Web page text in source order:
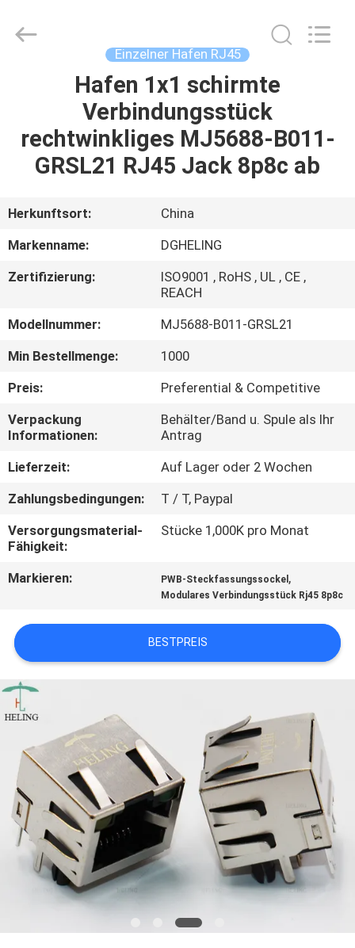
PRODUKTE
UNS
AUSFLUG
TRETEN
SIE
MIT
UNS
IN
VERBINDUNG
FORDERN
EIN
ZITAT
SITEMAP
PRIVACY
POLICY
Rights
Einzelner Hafen RJ45
Hafen 1x1 schirmte
Verbindungsstück
rechtwinkliges MJ5688-B011-
GRSL21 RJ45 Jack 8p8c ab
Herkunftsort:
China
Markenname:
DGHELING
Zertifizierung:
ISO9001 , RoHS , UL , CE ,
REACH
Modellnummer:
MJ5688-B011-GRSL21
Min Bestellmenge:
1000
Preis:
Preferential & Competitive
Verpackung
Informationen:
Behälter/Band u. Spule als Ihr
Antrag
Lieferzeit:
Auf Lager oder 2 Wochen
Zahlungsbedingungen:
T / T, Paypal
Versorgungsmaterial-
Fähigkeit:
Stücke 1,000K pro Monat
Markieren: PWB-Steckfassungssockel ,
Modulares Verbindungsstück Rj45 8p8c
BESTPREIS